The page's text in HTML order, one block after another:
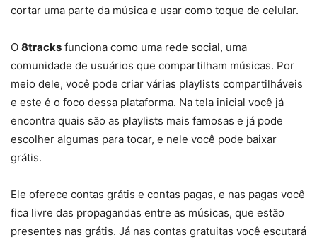
cortar uma parte da música e usar como toque de celular.
O 8tracks funciona como uma rede social, uma
comunidade de usuários que compartilham músicas. Por
meio dele, você pode criar várias playlists compartilháveis
e este é o foco dessa plataforma. Na tela inicial você já
encontra quais são as playlists mais famosas e já pode
escolher algumas para tocar, e nele você pode baixar
grátis.
Ele oferece contas grátis e contas pagas, e nas pagas você
fica livre das propagandas entre as músicas, que estão
presentes nas grátis. Já nas contas gratuitas você escutará